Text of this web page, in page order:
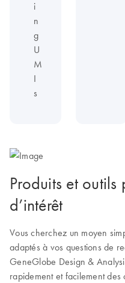
i
n
g
U
M
I
s
Produits et
d’intérêt
Vous cherchez un moyen
adaptés à vos questions de
GeneGlobe Design &
rapidement et facilement